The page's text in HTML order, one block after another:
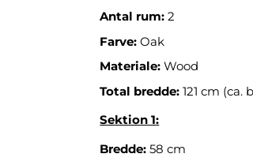
Antal rum: 2
Farve: Oak
Materiale: Wood
Total bredde: 121 cm (ca.
Sektion 1:
Bredde: 58 cm